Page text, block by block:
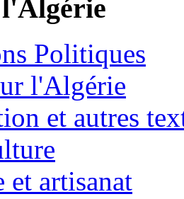
Politiques
l'Algérie
et autres
et artisanat